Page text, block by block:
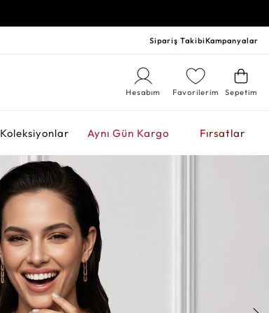
Sipariş TakibiKampanyalar
Sepetim
Favorilerim
Hesabım
Koleksiyonlar Aynı Gün Kargo Fırsatlar